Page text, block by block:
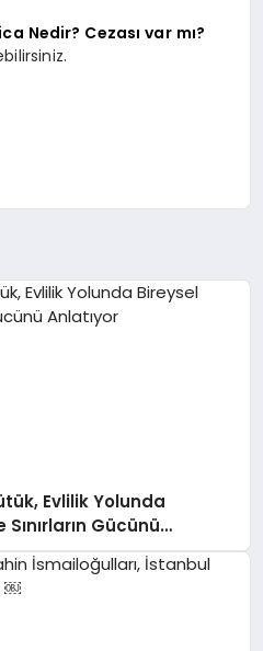
Nedir? Cezası var mı?
Evlilik Yolunda
Sınırların Gücünü